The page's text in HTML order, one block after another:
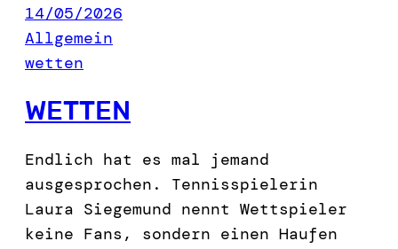
14/05/2026
Allgemein
wetten
WETTEN
Endlich hat es mal jemand
ausgesprochen. Tennisspielerin
Laura Siegemund nennt Wettspieler
keine Fans, sondern einen Haufen